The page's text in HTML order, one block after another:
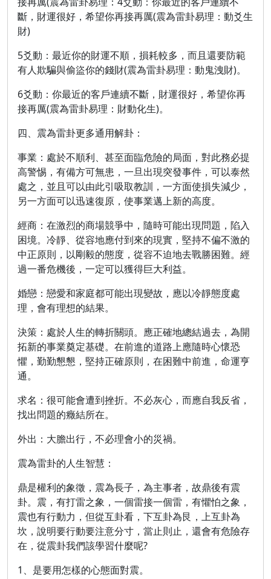
斷，財運很好，希望你再接再厲(震為雷卦易理：動爻生
財)
5爻動：最近你的財運不順，損耗較多，而且還要防範
有人欺騙與偷盜你的錢財(震為雷卦易理：動鬼洩財)。
6爻動：你最近的客戶連續不斷，財運很好，希望你再
接再厲(震為雷卦易理：財動化生)。
四、震為雷卦更多通用解卦：
事業：處於不順利、甚至面臨危險的局面，對此務必提
高警惕，有備方可無患，一旦出現突發事件，可以泰然
處之，並且可以由此引吸取教訓，一方面使損失減少，
另一方面可以迅速復原，使事業邁上新的高度。
經商：在激烈的商場競爭中，隨時可能出現問題，陷入
困境。冷靜、從容地應付到來的現實，堅持不偏不激的
中正原則，以剛毅的態度，從容不迫地去戰勝困難。經
過一番危機後，一定可以獲得巨大利益。
婚戀：戀愛和家庭都可能出現變故，應以冷靜態度處
理，會有理想的結果。
決策：處於人生的轉折關頭。應正確地總結過去，為開
拓新的事業奠定基礎。在前進的道路上應隨時心懷恐
懼，勤勤懇懇，堅持正確原則，在困難中前進，命運亨
通。
求名：很可能會遭到挫折。不必灰心，而應自我反省，
找出問題的癥結所在。
外出：大膽出行，不必理會小的災禍。
震為雷卦的人生智慧：
鼎是權利的象徵，震為長子，為主事者，故鼎後有震
卦。震，有打雷之象，一個雷接一個雷，有懼怕之象，
震也有行動力，但從互卦看，下互卦為艮，上互卦為
坎，說明要行動要注意分寸，當止則止，還會有危險存
在，從震卦我們該學習什麼呢?
1、是要用怎樣的心態面對震。